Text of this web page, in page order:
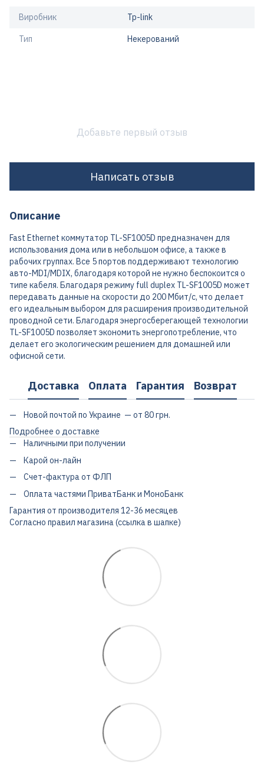
Виробник Tp-link
Тип Некерований
Добавьте первый отзыв
Написать отзыв
Описание
Fast Ethernet коммутатор TL-SF1005D предназначен для
использования дома или в небольшом офисе, а также в
рабочих группах. Все 5 портов поддерживают технологию
авто-MDI/MDIX, благодаря которой не нужно беспокоится о
типе кабеля. Благодаря режиму full duplex TL-SF1005D может
передавать данные на скорости до 200 Мбит/с, что делает
его идеальным выбором для расширения производительной
проводной сети. Благодаря энергосберегающей технологии
TL-SF1005D позволяет экономить энергопотребление, что
делает его экологическим решением для домашней или
офисной сети.
Доставка Оплата Гарантия Возврат
Новой почтой по Украине — от 80 грн.
Подробнее о доставке
Наличными при получении
Карой он-лайн
Счет-фактура от ФЛП
Оплата частями ПриватБанк и МоноБанк
Гарантия от производителя 12-36 месяцев
Согласно правил магазина (ссылка в шапке)